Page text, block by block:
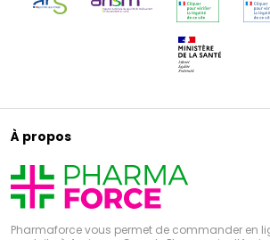
À propos
Pharmaforce vous permet de commander en